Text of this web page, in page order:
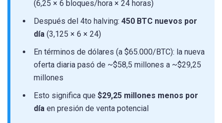
(6,25 × 6 bloques/hora × 24 horas)
Después del 4to halving: 450 BTC nuevos por
día (3,125 × 6 × 24)
En términos de dólares (a $65.000/BTC): la nueva
oferta diaria pasó de ~$58,5 millones a ~$29,25
millones
Esto significa que $29,25 millones menos por
día en presión de venta potencial